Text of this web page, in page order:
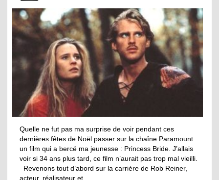
Quelle ne fut pas ma surprise de voir pendant ces
dernières fêtes de Noël passer sur la chaîne Paramount
un film qui a bercé ma jeunesse : Princess Bride. J’allais
voir si 34 ans plus tard, ce film n’aurait pas trop mal vieilli.
Revenons tout d’abord sur la carrière de Rob Reiner,
acteur, réalisateur et …